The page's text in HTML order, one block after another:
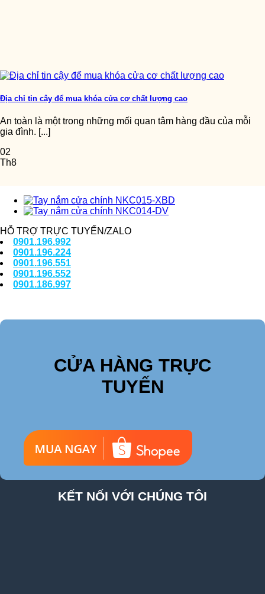
Địa chỉ tin cậy để mua khóa cửa cơ chất lượng cao
An toàn là một trong những mối quan tâm hàng đầu của mỗi
gia đình. [...]
02
Th8
HỖ TRỢ TRỰC TUYẾN/ZALO
0901.196.992
0901.196.224
0901.196.551
0901.196.552
0901.186.997
CỬA HÀNG TRỰC
TUYẾN
KẾT NỐI VỚI CHÚNG TÔI